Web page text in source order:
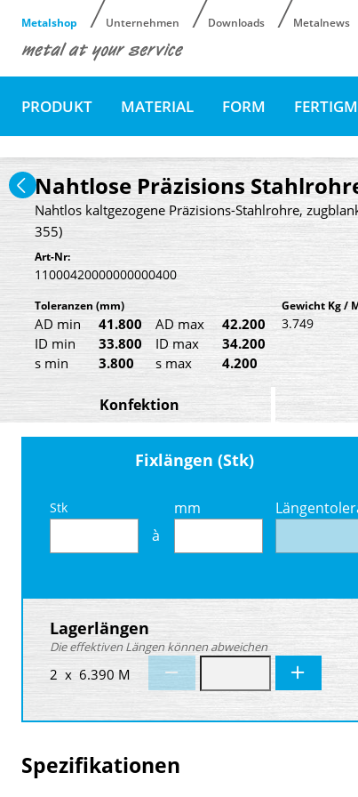
Metalshop Unternehmen Downloads Metalnews
PRODUKT MATERIAL FORM
Nahtlose Präzisions
Nahtlos kaltgezogene Präzisions-Stahlrohre,
355)
Art-Nr:
11000420000000000400
Toleranzen (mm)
AD min 41.800 AD max
42.200
ID min
33.800 ID max
34.200
s min
3.800 s max 4.200
Gewicht Kg /
3.749
Konfektion
Fixlängen (Stk)
Stk
à
mm
Lagerlängen
Die effektiven Längen können abweichen
2 x 6.390 M
Spezifikationen